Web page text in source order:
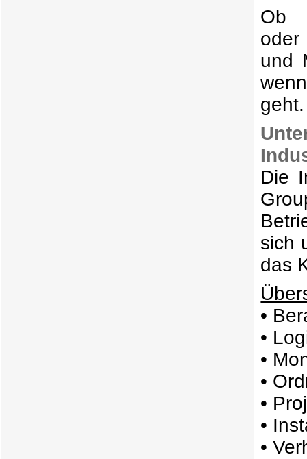
Ob
oder
und
geht.
Die
sich
das
•
•
•
•
•
•
•